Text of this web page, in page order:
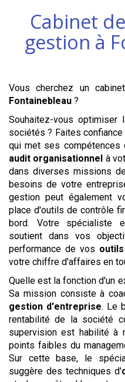
Cabinet
gestion à
Vous cherchez un
Fontainebleau ?
Souhaitez-vous
sociétés ? Faites confiance
qui met ses compétences
audit organisationnel à
dans diverses missions
besoins de votre
gestion peut également
place d'outils de contrôle
bord. Votre spécialiste
soutient dans vos
performance de vos
votre chiffre d'affaires en
Quelle est la fonction d'un
Sa mission consiste à
gestion d'entreprise. Le
rentabilité de la société
supervision est habilité
points faibles du
Sur cette base, le
suggère des techniques d'